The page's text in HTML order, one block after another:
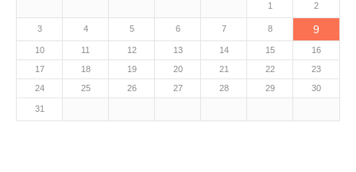
1 2
3 4 5 6 7 8 9
10 11 12 13 14 15
16
17
18 19 20 21 22
23
24
25 26 27 28 29 30
31